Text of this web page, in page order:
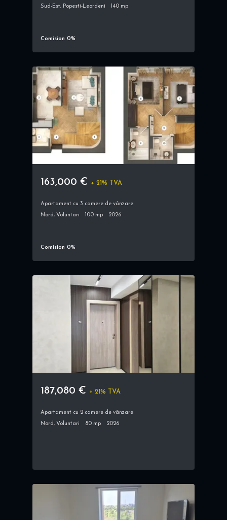
Sud-Est, Popesti-Leordeni 140 mp
Comision 0%
Apartament cu 3 camere de vânzare
163,000 € + 21% TVA
Nord, Voluntari 100 mp 2026
Comision 0%
Apartament cu 2 camere de vânzare
187,080 € + 21% TVA
Nord, Voluntari 80 mp 2026